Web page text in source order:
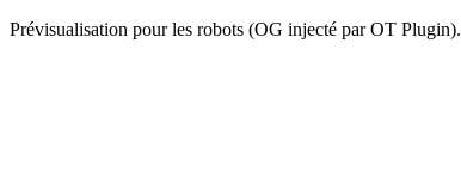
Prévisualisation pour les robots (OG injecté par OT Plugin).